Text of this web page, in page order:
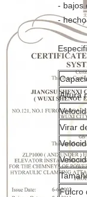
- bajos
-
Altura
Virar
Fulcro